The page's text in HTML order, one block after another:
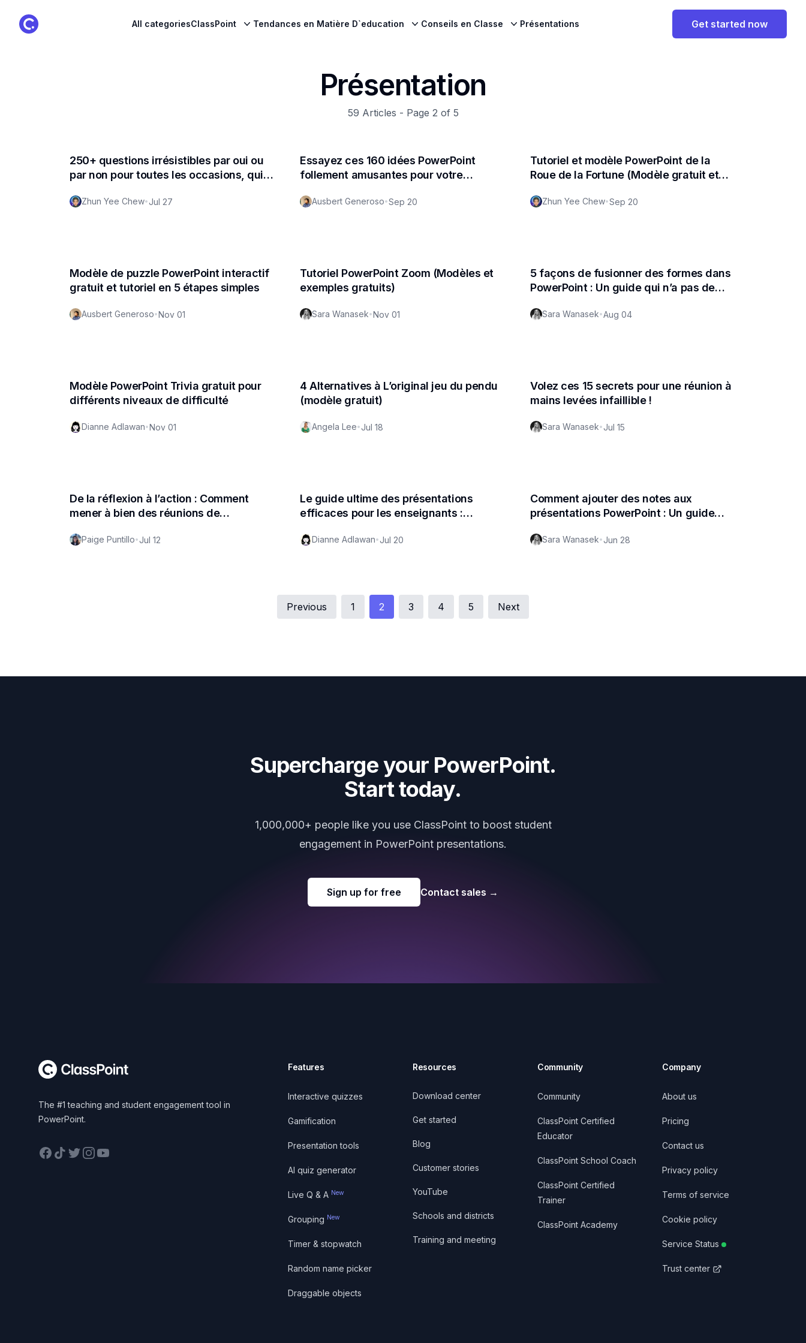
ClassPoint Logo All categoriesClassPoint Tendances en Matière D`education Conseils en Classe Présentations Get started now
Présentation
59 Articles - Page 2 of 5
250+ questions irrésistibles par oui ou
par non pour toutes les occasions, qui
Zhun Yee Chew•Jul 27
Essayez ces 160 idées PowerPoint
follement amusantes pour votre
Ausbert Generoso•Sep 20
Tutoriel et modèle PowerPoint de la
Roue de la Fortune (Modèle gratuit et
Zhun Yee Chew•Sep 20
Modèle de puzzle PowerPoint interactif
gratuit et tutoriel en 5 étapes simples
Ausbert Generoso•Nov 01
Tutoriel PowerPoint Zoom (Modèles et
exemples gratuits)
Sara Wanasek•Nov 01
5 façons de fusionner des formes dans
PowerPoint : Un guide qui n’a pas de
Sara Wanasek•Aug 04
Modèle PowerPoint Trivia gratuit pour
différents niveaux de difficulté
Dianne Adlawan•Nov 01
4 Alternatives à L’original jeu du pendu
(modèle gratuit)
Angela Lee•Jul 18
Volez ces 15 secrets pour une réunion à
mains levées infaillible !
Sara Wanasek•Jul 15
De la réflexion à l’action : Comment
mener à bien des réunions de
Paige Puntillo•Jul 12
Le guide ultime des présentations
efficaces pour les enseignants :
Dianne Adlawan•Jul 20
Comment ajouter des notes aux
présentations PowerPoint : Un guide
Sara Wanasek•Jun 28
Previous 1 2 3 4 5 Next
Supercharge your PowerPoint.
Start today.
1,000,000+ people like you use ClassPoint to boost student
engagement in PowerPoint presentations.
Sign up for free Contact sales →
The #1 teaching and student engagement tool in
PowerPoint.
Facebook
TikTokTwitterInstagram
YouTube
Features
Interactive quizzes
Gamification
Presentation tools
AI quiz generator
Live Q & A New
Grouping New
Timer & stopwatch
Random name picker
Draggable objects
Resources
Download center
Get started
Blog
Customer stories
YouTube
Schools and districts
Training and meeting
Community
Community
ClassPoint Certified
Educator
ClassPoint School Coach
ClassPoint Certified
Trainer
ClassPoint Academy
Company
About us
Pricing
Contact us
Privacy policy
Terms of service
Cookie policy
Service Status
Trust center